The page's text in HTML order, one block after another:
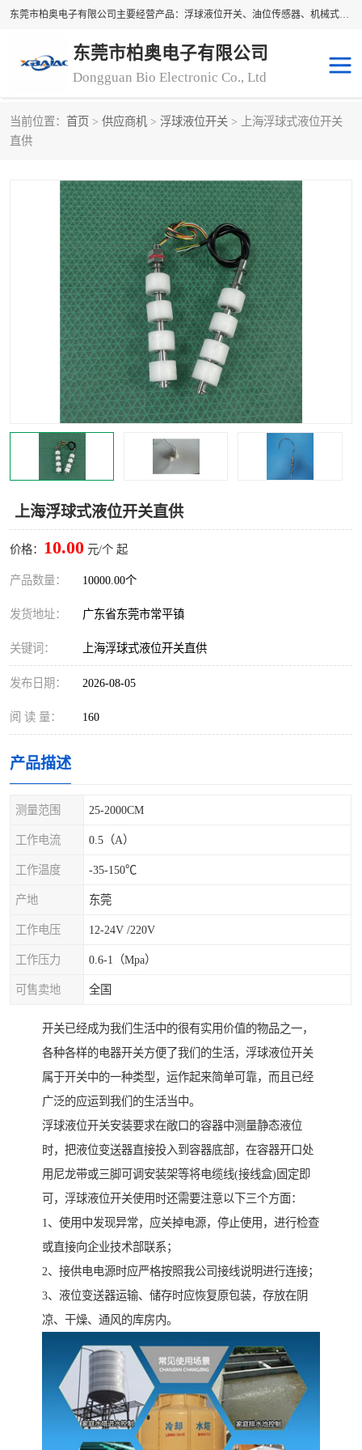
东莞市柏奥电子有限公司主要经营产品：浮球液位开关、油位传感器、机械式油表、浮球液位计、水位控制浮球阀、料位开关，水流开关、油水位控制配套仪表等。柏奥电子，您可信赖的合作伙伴
东莞市柏奥电子有限公司
Dongguan Bio Electronic Co., Ltd
当前位置： 首页 > 供应商机 > 浮球液位开关 > 上海浮球式液位开关
直供
上海浮球式液位开关直供
价格： 10.00 元/个 起
产品数量： 10000.00个
发货地址： 广东省东莞市常平镇
关键词： 上海浮球式液位开关直供
发布日期： 2026-08-05
阅 读 量： 160
产品描述
测量范围 25-2000CM
工作电流 0.5（A）
工作温度 -35-150℃
产地 东莞
工作电压 12-24V /220V
工作压力 0.6-1（Mpa）
可售卖地 全国
开关已经成为我们生活中的很有实用价值的物品之一，
各种各样的电器开关方便了我们的生活，浮球液位开关
属于开关中的一种类型，运作起来简单可靠，而且已经
广泛的应运到我们的生活当中。
浮球液位开关安装要求在敞口的容器中测量静态液位
时，把液位变送器直接投入到容器底部，在容器开口处
用尼龙带或三脚可调安装架等将电缆线(接线盒)固定即
可，浮球液位开关使用时还需要注意以下三个方面：
1、使用中发现异常，应关掉电源，停止使用，进行检查
或直接向企业技术部联系；
2、接供电电源时应严格按照我公司接线说明进行连接；
3、液位变送器运输、储存时应恢复原包装，存放在阴
凉、干燥、通风的库房内。
浮球液位开关
机械式油表 水流开关
料位开关 油位表
磁性浮球 浮球阀
磁翻板液位计 转速表